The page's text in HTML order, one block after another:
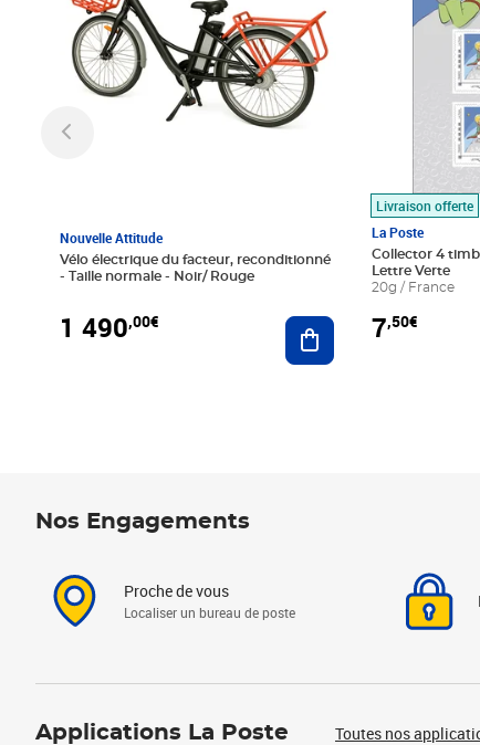
Nouvelle Attitude
Vélo électrique du facteur, reconditionné
- Taille normale - Noir/ Rouge
1 490,00€ Ajouter au panier
Livraison offerte
La Poste
Collector 4
Lettre Verte
20g / France
7,50€
Nos Engagements
Proche de vous
Localiser un bureau de poste
Applications La Poste Toutes nos